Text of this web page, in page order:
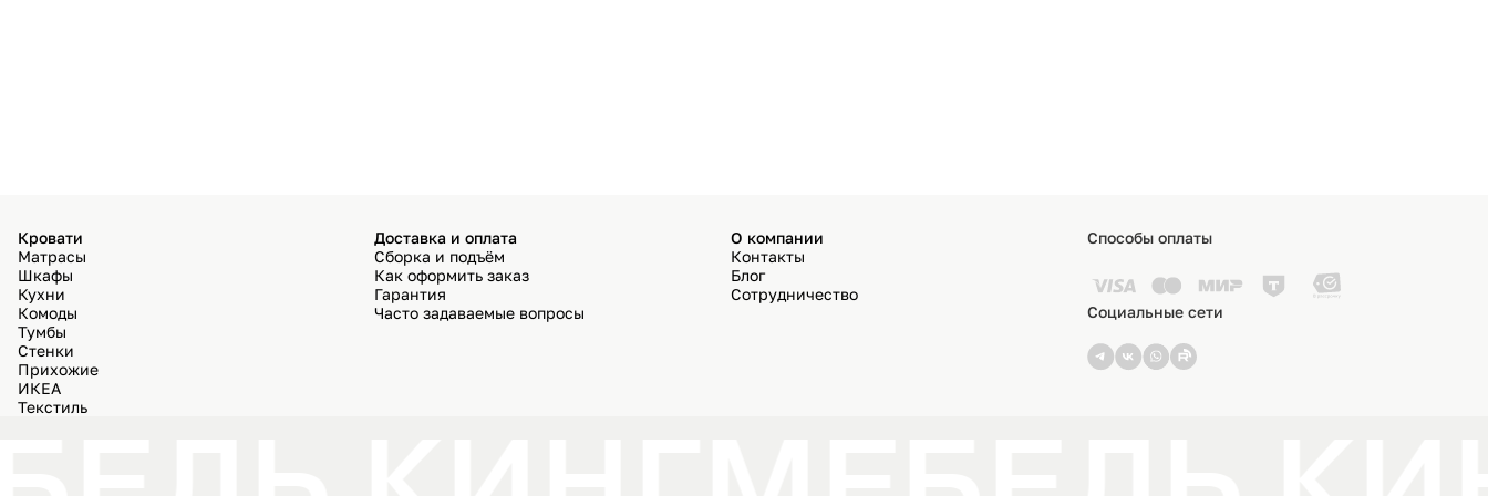
Кровати
Матрасы
Шкафы
Кухни
Комоды
Тумбы
Стенки
Прихожие
ИКЕА
Текстиль
Доставка и оплата
Сборка и подъём
Как оформить заказ
Гарантия
Часто задаваемые вопросы
О компании
Контакты
Блог
Сотрудничество
Способы оплаты
Социальные сети